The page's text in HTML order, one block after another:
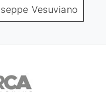
Vesuviano